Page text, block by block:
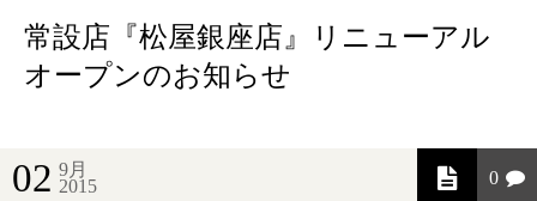
常設店『松屋銀座店』リニューアル
オープンのお知らせ
02 9月
2015
0